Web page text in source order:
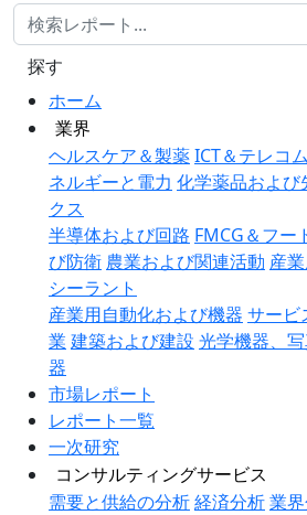
ホーム
業界
ヘルスケア＆製薬ICT＆テレコム
ネルギーと電力 化学薬品および
クス
半導体および回路 FMCG＆フー
び防衛 農業および関連活動 産
シーラント
産業用自動化および機器 サービ
業 建築および建設 光学機器、
器
市場レポート
レポート一覧
一次研究
コンサルティングサービス
需要と供給の分析経済分析業
探す